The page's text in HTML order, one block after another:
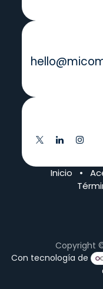
Inicio •
Copyright
Con tecnología de